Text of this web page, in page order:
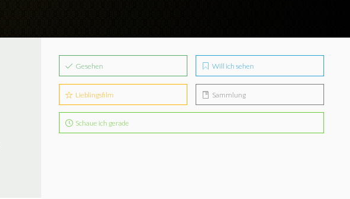
Gesehen Will ich sehen
Lieblingsfilm Sammlung
Schaue ich gerade